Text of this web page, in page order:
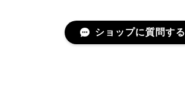
ショップに質問する